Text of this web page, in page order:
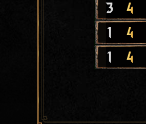
3 4
1 4
1 4